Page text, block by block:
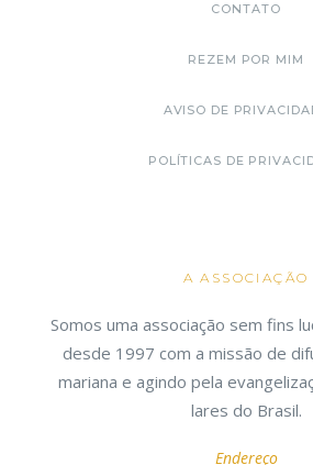
CONTATO
REZEM POR MIM
AVISO DE
POLÍTICAS DE
A ASSOCIAÇÃO
Somos uma associação sem fins
desde 1997 com a missão de
mariana e agindo pela
lares do Brasil.
Endereço